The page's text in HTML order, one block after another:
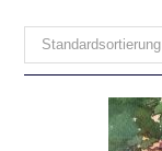
Standardsortierung